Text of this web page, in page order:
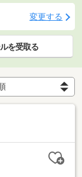
変更する
を受取る